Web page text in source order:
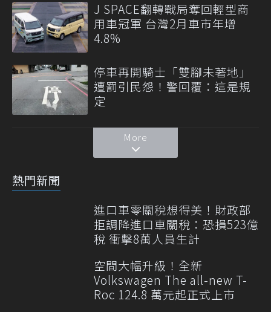
J SPACE翻轉戰局奪回輕型商
用車冠軍 台灣2月車市年增
4.8%
停車再開騎士「雙腳未著地」
遭罰引民怨！警回覆：這是規
定
More
熱門新聞
進口車零關稅想得美！財政部
拒調降進口車關稅：恐損523億
稅 衝擊8萬人員生計
空間大幅升級！全新
Volkswagen The all-new T-
Roc 124.8 萬元起正式上市